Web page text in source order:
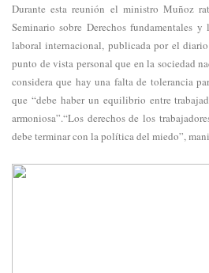
Durante esta reunión el ministro Muñoz
Seminario sobre Derechos fundamentales
laboral internacional, publicada por el
punto de vista personal que en la sociedad
considera que hay una falta de tolerancia
que “debe haber un equilibrio entre
armoniosa”.“Los derechos de los
debe terminar con la política del miedo”,